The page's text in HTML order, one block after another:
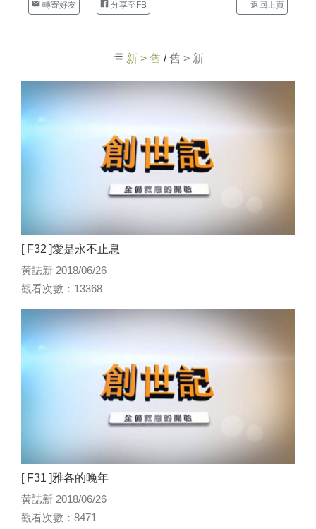
轉寄好友 分享至FB 返回上頁
新 > 舊 /舊 > 新
[ F32 ]愛是永不止息
黃誌新 2018/06/26
觀看次數：13368
[ F31 ]雅各的晚年
黃誌新 2018/06/26
觀看次數：8471